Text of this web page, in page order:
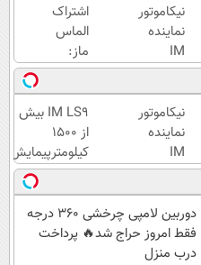
نیکاموتور
نماینده
IM
Motor و
Lynk&Co
در ایران
اشتراک
الماس
ماز:
برای
رتبه
یک‌های
کنکور!
نیکاموتور
نماینده
IM
Motor و
Lynk&Co
در ایران
IM LS9 بیش
از 1500
کیلومترپیمایش
با یکبار شارژ
دوربین لامپی چرخشی 360 درجه
فقط امروز حراج شد🔥 پرداخت
درب منزل